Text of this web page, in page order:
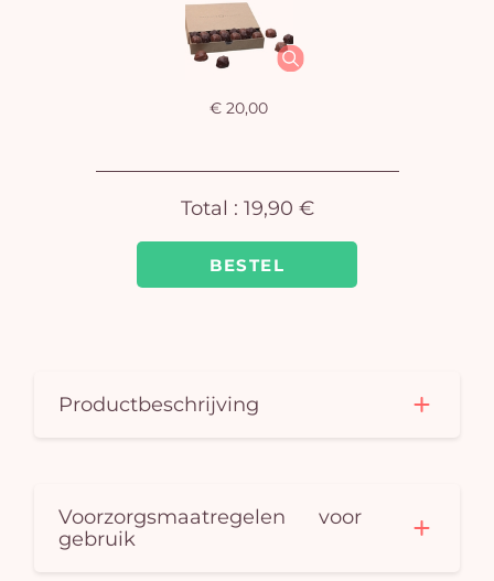
BESTEL
€ 20,00
Total : 19,90 €
Productbeschrijving
Voorzorgsmaatregelen voor
gebruik